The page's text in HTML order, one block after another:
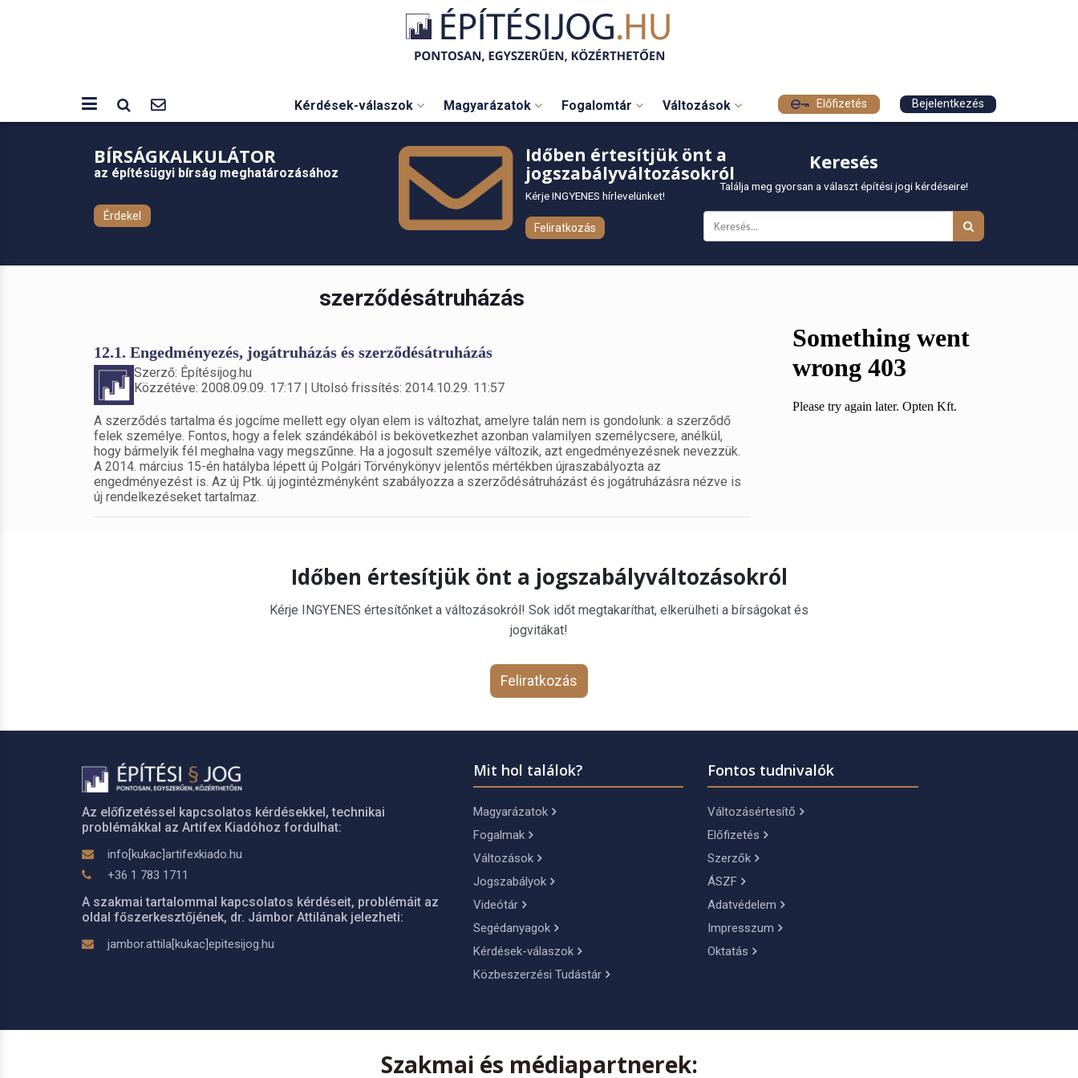
Kérdések-válaszok Magyarázatok Fogalomtár Változások Előfizetés Bejelentkezés
BÍRSÁGKALKULÁTOR
az építésügyi bírság meghatározásához
Érdekel
Időben értesítjük önt a
jogszabályváltozásokról
Kérje INGYENES hírlevelünket!
Feliratkozás
Keresés
Találja meg gyorsan a választ építési jogi kérdéseire!
szerződésátruházás
12.1. Engedményezés, jogátruházás és szerződésátruházás
Szerző: Építésijog.hu
Közzétéve: 2008.09.09. 17:17 | Utolsó frissítés: 2014.10.29. 11:57
A szerződés tartalma és jogcíme mellett egy olyan elem is változhat, amelyre talán nem is gondolunk: a szerződő
felek személye. Fontos, hogy a felek szándékából is bekövetkezhet azonban valamilyen személycsere, anélkül,
hogy bármelyik fél meghalna vagy megszűnne. Ha a jogosult személye változik, azt engedményezésnek nevezzük.
A 2014. március 15-én hatályba lépett új Polgári Törvénykönyv jelentős mértékben újraszabályozta az
engedményezést is. Az új Ptk. új jogintézményként szabályozza a szerződésátruházást és jogátruházásra nézve is
új rendelkezéseket tartalmaz.
Időben értesítjük önt a jogszabályváltozásokról
Kérje INGYENES értesítőnket a változásokról! Sok időt megtakaríthat, elkerülheti a bírságokat és
jogvitákat!
Feliratkozás
Az előfizetéssel kapcsolatos kérdésekkel, technikai
problémákkal az Artifex Kiadóhoz fordulhat:
info[kukac]artifexkiado.hu
+36 1 783 1711
A szakmai tartalommal kapcsolatos kérdéseit, problémáit az
oldal főszerkesztőjének, dr. Jámbor Attilának jelezheti:
jambor.attila[kukac]epitesijog.hu
Mit hol találok?
Magyarázatok
Fogalmak
Változások
Jogszabályok
Videótár
Segédanyagok
Kérdések-válaszok
Közbeszerzési Tudástár
Fontos tudnivalók
Változásértesítő
Előfizetés
Szerzők
ÁSZF
Adatvédelem
Impresszum
Oktatás
Szakmai és médiapartnerek: